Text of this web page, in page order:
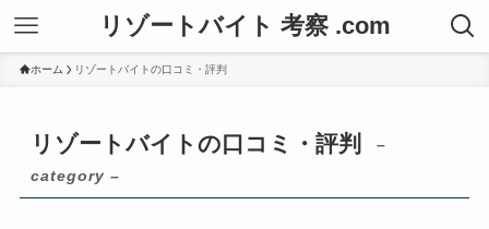
リゾートバイト 考察 .com
ホーム リゾートバイトの口コミ・評判
リゾートバイトの口コミ・評判
–
category –